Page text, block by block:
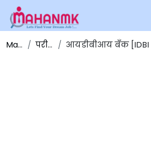
Maha NMK परीक्षेचे निकाल आयडीबीआय बँक [IDBI Bank] मध्ये असिस्टंट मॅनेजर अँड